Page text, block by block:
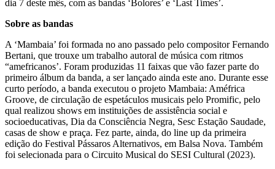
dia 7 deste mês, com as bandas ‘Bolores’ e ‘Last Times’.
Sobre as bandas
A ‘Mambaia’ foi formada no ano passado pelo compositor Fernando
Bertani, que trouxe um trabalho autoral de música com ritmos
“amefricanos’. Foram produzidas 11 faixas que vão fazer parte do
primeiro álbum da banda, a ser lançado ainda este ano. Durante esse
curto período, a banda executou o projeto Mambaia: Améfrica
Groove, de circulação de espetáculos musicais pelo Promific, pelo
qual realizou shows em instituições de assistência social e
socioeducativas, Dia da Consciência Negra, Sesc Estação Saudade,
casas de show e praça. Fez parte, ainda, do line up da primeira
edição do Festival Pássaros Alternativos, em Balsa Nova. Também
foi selecionada para o Circuito Musical do SESI Cultural (2023).